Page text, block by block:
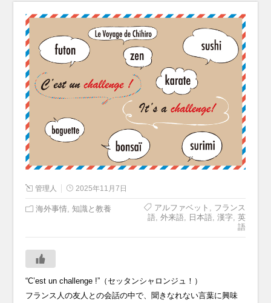
管理人 2025年11月7日
海外事情,知識と教養 アルファベット , フランス
語, 外来語, 日本語, 漢字, 英
語
“C’est un challenge !”（セッタンシャロンジュ！）
フランス人の友人との会話の中で、聞きなれない言葉に興味